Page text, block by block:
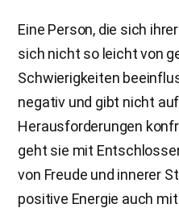
Eine Person, die sich
sich nicht so leicht von
Schwierigkeiten
negativ und gibt nicht
Herausforderungen
geht sie mit
von Freude und innerer
positive Energie auch